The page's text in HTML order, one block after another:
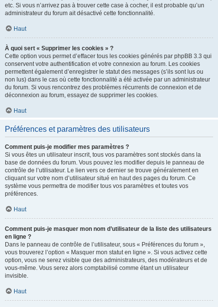
etc. Si vous n’arrivez pas à trouver cette case à cocher, il est probable qu’un
administrateur du forum ait désactivé cette fonctionnalité.
Haut
À quoi sert « Supprimer les cookies » ?
Cette option vous permet d’effacer tous les cookies générés par phpBB 3.3 qui
conservent votre authentification et votre connexion au forum. Les cookies
permettent également d’enregistrer le statut des messages (s’ils sont lus ou
non lus) dans le cas où cette fonctionnalité a été activée par un administrateur
du forum. Si vous rencontrez des problèmes récurrents de connexion et de
déconnexion au forum, essayez de supprimer les cookies.
Haut
Préférences et paramètres des utilisateurs
Comment puis-je modifier mes paramètres ?
Si vous êtes un utilisateur inscrit, tous vos paramètres sont stockés dans la
base de données du forum. Vous pouvez les modifier depuis le panneau de
contrôle de l’utilisateur. Le lien vers ce dernier se trouve généralement en
cliquant sur votre nom d’utilisateur situé en haut des pages du forum. Ce
système vous permettra de modifier tous vos paramètres et toutes vos
préférences.
Haut
Comment puis-je masquer mon nom d’utilisateur de la liste des utilisateurs
en ligne ?
Dans le panneau de contrôle de l’utilisateur, sous « Préférences du forum »,
vous trouverez l’option « Masquer mon statut en ligne ». Si vous activez cette
option, vous ne serez visible que des administrateurs, des modérateurs et de
vous-même. Vous serez alors comptabilisé comme étant un utilisateur
invisible.
Haut